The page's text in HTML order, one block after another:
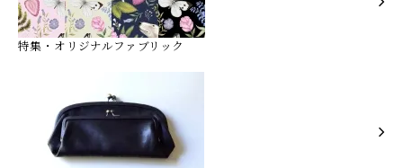
特集・オリジナルファブリック